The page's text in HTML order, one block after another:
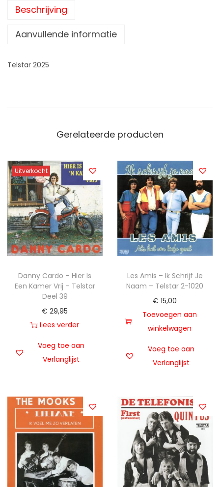
Beschrijving
Aanvullende informatie
Telstar 2025
Gerelateerde producten
Uitverkocht
Danny Cardo – Hier Is
Een Kamer Vrij – Telstar
Deel 39
€ 29,95
Lees verder
Voeg toe aan
Verlanglijst
Les Amis – Ik Schrijf Je
Naam – Telstar 2-1020
€ 15,00
Toevoegen aan
winkelwagen
Voeg toe aan
Verlanglijst